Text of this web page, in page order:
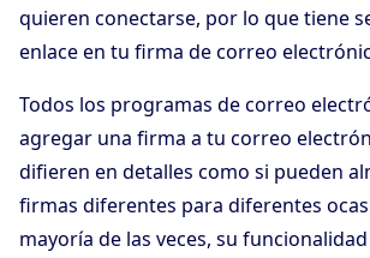
quieren conectarse, por lo que tiene
enlace en tu firma de correo
Todos los programas de correo
agregar una firma a tu correo
difieren en detalles como si pueden
firmas diferentes para diferentes
mayoría de las veces, su